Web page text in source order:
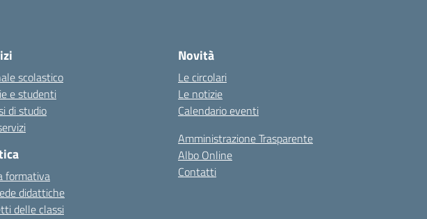
scolastico
e studenti
di studio
formativa
didattiche
delle classi
Novità
Le circolari
Le notizie
Calendario eventi
Amministrazione Trasparente
Albo Online
Contatti